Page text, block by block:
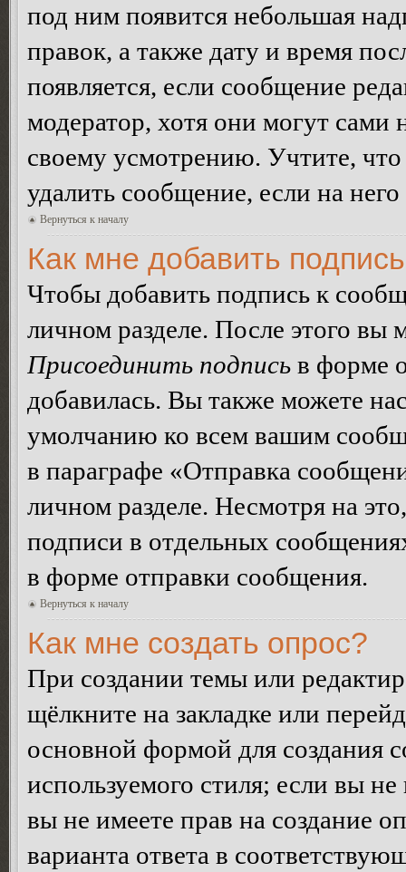
под ним появится небольшая
правок, а также дату и время
появляется, если сообщение
модератор, хотя они могут сами
своему усмотрению. Учтите,
удалить сообщение, если на
Вернуться к началу
Как мне добавить
Чтобы добавить подпись к
личном разделе. После этого
Присоединить подпись в форме
добавилась. Вы также можете
умолчанию ко всем вашим
в параграфе «Отправка
личном разделе. Несмотря на
подписи в отдельных
в форме отправки сообщения.
Вернуться к началу
Как мне создать опрос?
При создании темы или
щёлкните на закладке или
основной формой для создания
используемого стиля; если вы
вы не имеете прав на создание
варианта ответа в